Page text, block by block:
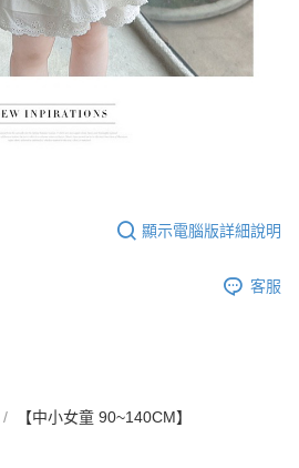
顯示電腦版詳細說明
客服
【中小女童 90~140CM】